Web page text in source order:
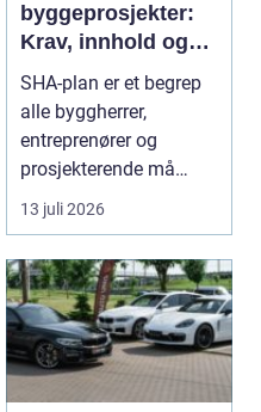
byggeprosjekter:
Krav, innhold og
praktisk nytte
SHA-plan er et begrep
alle byggherrer,
entreprenører og
prosjekterende må
forholde seg ...
13 juli 2026